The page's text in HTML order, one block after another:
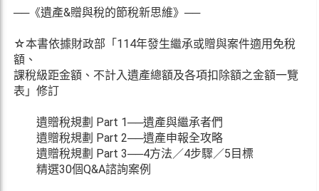
──《遺產&贈與稅的節稅新思維》──
☆本書依據財政部「114年發生繼承或贈與案件適用免稅
額、
課稅級距金額、不計入遺產總額及各項扣除額之金額一覽
表」修訂
遺贈稅規劃 Part 1──遺產與繼承者們
遺贈稅規劃 Part 2──遺產申報全攻略
遺贈稅規劃 Part 3──4方法／4步驟／5目標
精選30個Q&A諮詢案例